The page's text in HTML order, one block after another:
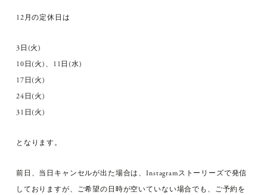
12月の定休日は
3日(火)
10日(火)、11日(水)
17日(火)
24日(火)
31日(火)
となります。
前日、当日キャンセルが出た場合は、Instagramストーリーズで発信
しておりますが、ご希望の日時が空いていない場合でも、ご予約を